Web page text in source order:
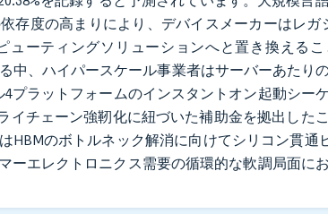
存度の高まりにより、デバイスメーカーはレガ
ーティングソリューションへと置き換えるこ
中、ハイパースケール事業者はサーバーあたり
プラットフォームのインスタントオン起動シー
チェーン強靭化に紐づいた補助金を拠出した
のボトルネック解消に向けてシリコン貫通
エレクトロニクス需要の循環的な軟調局面に